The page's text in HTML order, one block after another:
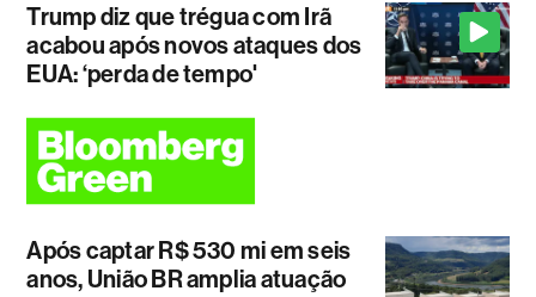
Trump diz que trégua com Irã
acabou após novos ataques dos
EUA: ‘perda de tempo'
Após captar R$ 530 mi em seis
anos, União BR amplia atuação